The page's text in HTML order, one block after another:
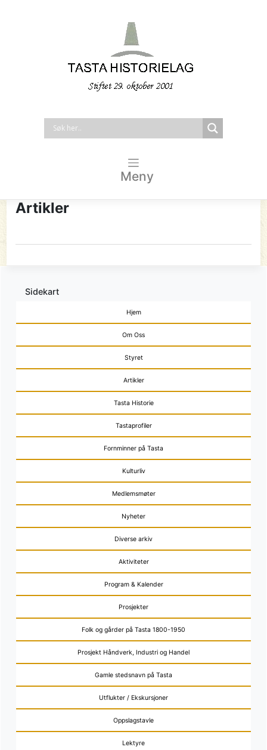
Meny
Artikler
Sidekart
Hjem
Om Oss
Styret
Artikler
Tasta Historie
Tastaprofiler
Fornminner på Tasta
Kulturliv
Medlemsmøter
Nyheter
Diverse arkiv
Aktiviteter
Program & Kalender
Prosjekter
Folk og gårder på Tasta 1800-1950
Prosjekt Håndverk, Industri og Handel
Gamle stedsnavn på Tasta
Utflukter / Ekskursjoner
Oppslagstavle
Lektyre